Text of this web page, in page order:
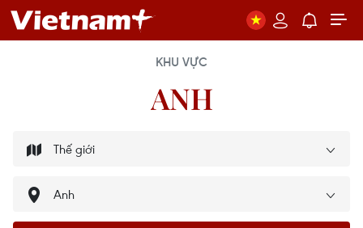
KHU VỰC
ANH